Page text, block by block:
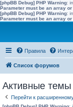
[phpBB Debug] PHP Warning:
Parameter must be an array
[phpBB Debug] PHP Warning:
Parameter must be an array
Правила
Список форумов
Активные темы
Перейти к